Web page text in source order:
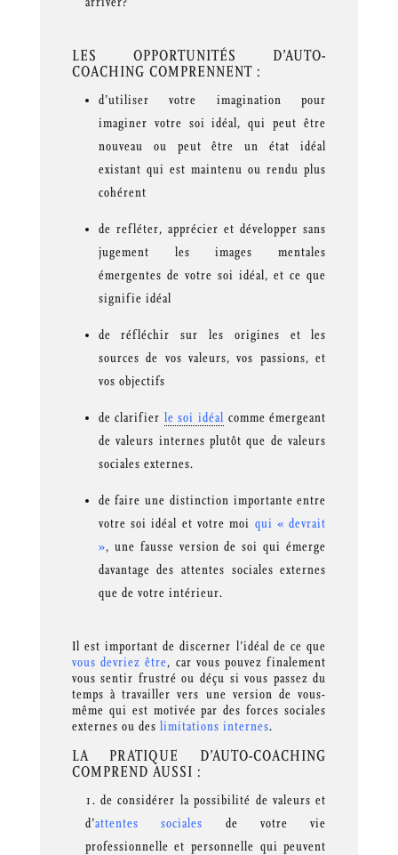
LES OPPORTUNITÉS D’AUTO-
COACHING COMPRENNENT :
d’utiliser votre imagination pour
imaginer votre soi idéal, qui peut être
nouveau ou peut être un état idéal
existant qui est maintenu ou rendu plus
cohérent
de refléter, apprécier et développer sans
jugement les images mentales
émergentes de votre soi idéal, et ce que
signifie idéal
de réfléchir sur les origines et les
sources de vos valeurs, vos passions, et
vos objectifs
de clarifier le soi idéal comme émergeant
de valeurs internes plutôt que de valeurs
sociales externes.
de faire une distinction importante entre
votre soi idéal et votre moi qui « devrait
», une fausse version de soi qui émerge
davantage des attentes sociales externes
que de votre intérieur.
Il est important de discerner l’idéal de ce que
vous devriez être, car vous pouvez finalement
vous sentir frustré ou déçu si vous passez du
temps à travailler vers une version de vous-
même qui est motivée par des forces sociales
externes ou des limitations internes.
LA PRATIQUE D’AUTO-COACHING
COMPREND AUSSI :
de considérer la possibilité de valeurs et
d’attentes sociales de votre vie
professionnelle et personnelle qui peuvent